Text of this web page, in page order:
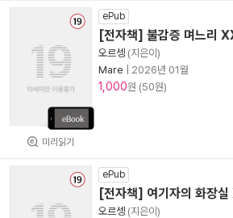
미리읽기
ePub
[전자책] 불감증 며느리
오르셍 (지은이)
Mare
2026년 01월
1,000원 (50원)
ePub
[전자책] 여기자의 화장
오르셍 (지은이)